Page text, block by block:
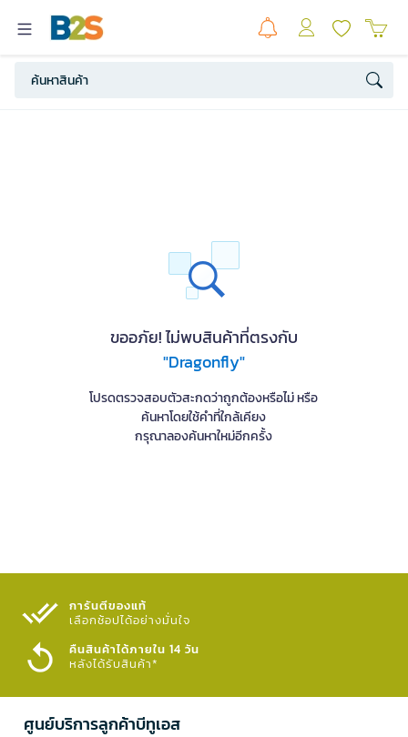
ขออภัย! ไม่พบสินค้าที่ตรงกับ
"Dragonfly"
โปรดตรวจสอบตัวสะกดว่าถูกต้องหรือไม่ หรือ
ค้นหาโดยใช้คำที่ใกล้เคียง
กรุณาลองค้นหาใหม่อีกครั้ง
การันตีของแท้
เลือกช้อปได้อย่างมั่นใจ​
คืนสินค้าได้ภายใน 14 วัน
หลังได้รับสินค้า*
ศูนย์บริการลูกค้าบีทูเอส